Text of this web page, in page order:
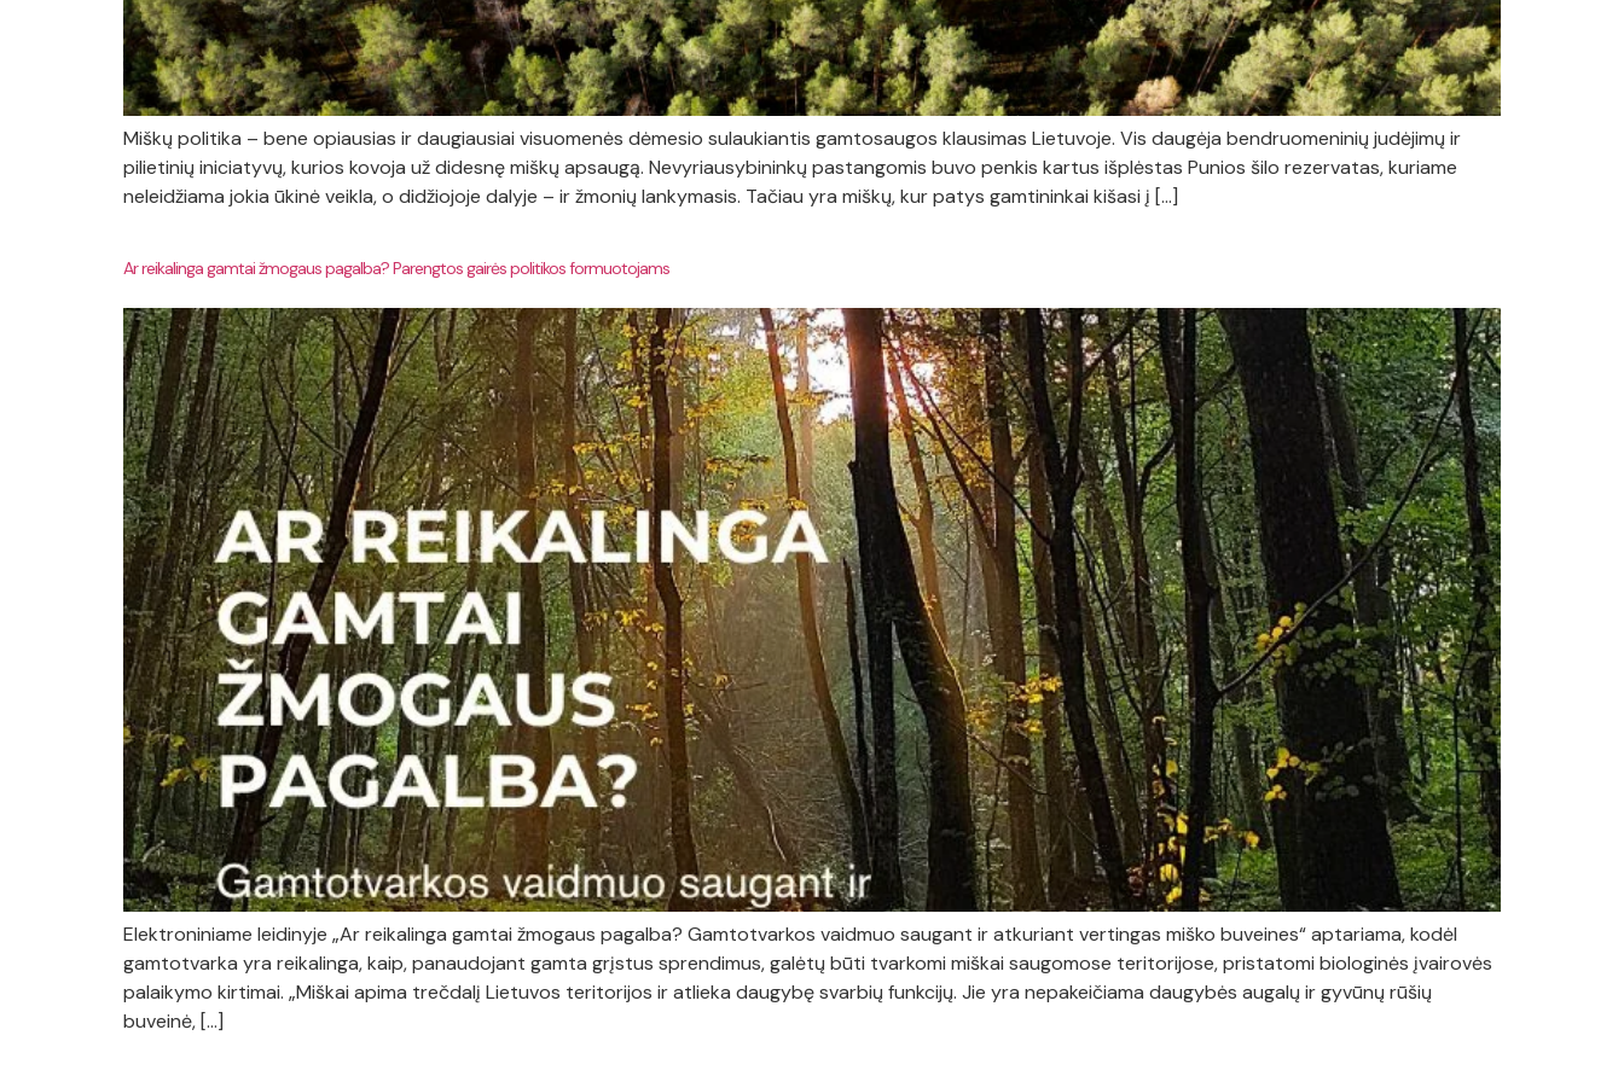
Miškų politika – bene opiausias ir daugiausiai visuomenės dėmesio sulaukiantis gamtosaugos klausimas Lietuvoje. Vis daugėja bendruomeninių judėjimų ir
pilietinių iniciatyvų, kurios kovoja už didesnę miškų apsaugą. Nevyriausybininkų pastangomis buvo penkis kartus išplėstas Punios šilo rezervatas, kuriame
neleidžiama jokia ūkinė veikla, o didžiojoje dalyje – ir žmonių lankymasis. Tačiau yra miškų, kur patys gamtininkai kišasi į […]
Ar reikalinga gamtai žmogaus pagalba? Parengtos gairės politikos formuotojams
Elektroniniame leidinyje „Ar reikalinga gamtai žmogaus pagalba? Gamtotvarkos vaidmuo saugant ir atkuriant vertingas miško buveines“ aptariama, kodėl
gamtotvarka yra reikalinga, kaip, panaudojant gamta grįstus sprendimus, galėtų būti tvarkomi miškai saugomose teritorijose, pristatomi biologinės įvairovės
palaikymo kirtimai. „Miškai apima trečdalį Lietuvos teritorijos ir atlieka daugybę svarbių funkcijų. Jie yra nepakeičiama daugybės augalų ir gyvūnų rūšių
buveinė, […]